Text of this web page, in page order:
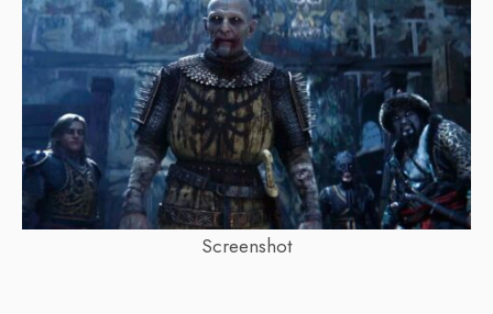
Screenshot